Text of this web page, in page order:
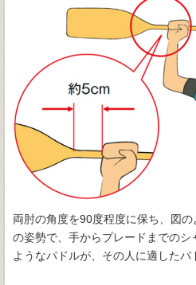
両肘の角度を90度程度に保ち、図
の姿勢で、手からプレードまでのシ
ようなパドルが、その人に適したパ